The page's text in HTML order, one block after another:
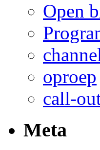
Open
oproep
call-
Meta